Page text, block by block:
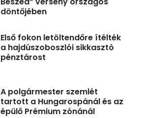
döntőjében
Első fokon letöltendőre ítélték
a hajdúszoboszlói sikkasztó
pénztárost
A polgármester szemlét
tartott a Hungarospánál és az
épülő Prémium zónánál